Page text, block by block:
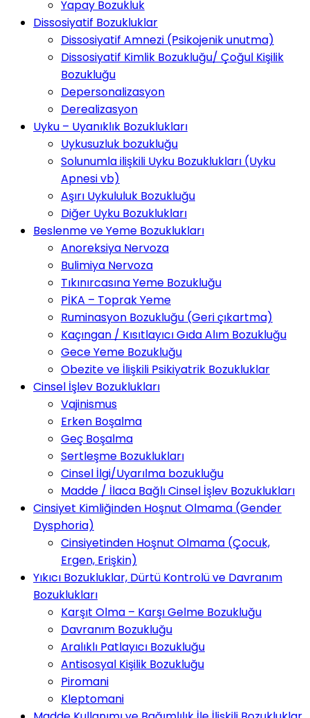
Yapay Bozukluk
Dissosiyatif Bozukluklar
Dissosiyatif Amnezi (Psikojenik unutma)
Dissosiyatif Kimlik Bozukluğu/ Çoğul Kişilik
Bozukluğu
Depersonalizasyon
Derealizasyon
Uyku – Uyanıklık Bozuklukları
Uykusuzluk bozukluğu
Solunumla ilişkili Uyku Bozuklukları (Uyku
Apnesi vb)
Aşırı Uykululuk Bozukluğu
Diğer Uyku Bozuklukları
Beslenme ve Yeme Bozuklukları
Anoreksiya Nervoza
Bulimiya Nervoza
Tıkınırcasına Yeme Bozukluğu
PİKA – Toprak Yeme
Ruminasyon Bozukluğu (Geri çıkartma)
Kaçıngan / Kısıtlayıcı Gıda Alım Bozukluğu
Gece Yeme Bozukluğu
Obezite ve İlişkili Psikiyatrik Bozukluklar
Cinsel İşlev Bozuklukları
Vajinismus
Erken Boşalma
Geç Boşalma
Sertleşme Bozuklukları
Cinsel İlgi/Uyarılma bozukluğu
Madde / İlaca Bağlı Cinsel İşlev Bozuklukları
Cinsiyet Kimliğinden Hoşnut Olmama (Gender
Dysphoria)
Cinsiyetinden Hoşnut Olmama (Çocuk,
Ergen, Erişkin)
Yıkıcı Bozukluklar, Dürtü Kontrolü ve Davranım
Bozuklukları
Karşıt Olma – Karşı Gelme Bozukluğu
Davranım Bozukluğu
Aralıklı Patlayıcı Bozukluğu
Antisosyal Kişilik Bozukluğu
Piromani
Kleptomani